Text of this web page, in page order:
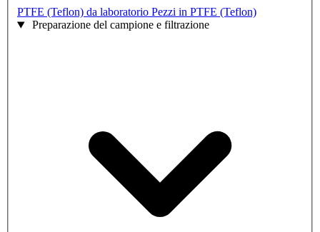
PTFE (Teflon) da laboratorio Pezzi in PTFE (Teflon)
Preparazione del campione e filtrazione